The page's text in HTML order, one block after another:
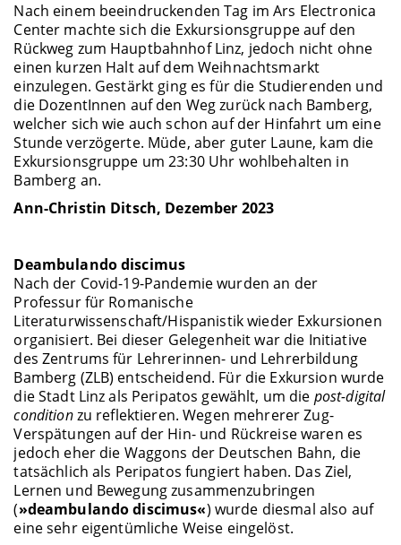
Nach einem beeindruckenden Tag im Ars Electronica
Center machte sich die Exkursionsgruppe auf den
Rückweg zum Hauptbahnhof Linz, jedoch nicht ohne
einen kurzen Halt auf dem Weihnachtsmarkt
einzulegen. Gestärkt ging es für die Studierenden und
die DozentInnen auf den Weg zurück nach Bamberg,
welcher sich wie auch schon auf der Hinfahrt um eine
Stunde verzögerte. Müde, aber guter Laune, kam die
Exkursionsgruppe um 23:30 Uhr wohlbehalten in
Bamberg an.
Ann-Christin Ditsch, Dezember 2023
Deambulando discimus
Nach der Covid-19-Pandemie wurden an der
Professur für Romanische
Literaturwissenschaft/Hispanistik wieder Exkursionen
organisiert. Bei dieser Gelegenheit war die Initiative
des Zentrums für Lehrerinnen- und Lehrerbildung
Bamberg (ZLB) entscheidend. Für die Exkursion wurde
die Stadt Linz als Peripatos gewählt, um die post-digital
conditionzu reflektieren. Wegen mehrerer Zug-
Verspätungen auf der Hin- und Rückreise waren es
jedoch eher die Waggons der Deutschen Bahn, die
tatsächlich als Peripatos fungiert haben. Das Ziel,
Lernen und Bewegung zusammenzubringen
(»deambulando discimus«) wurde diesmal also auf
eine sehr eigentümliche Weise eingelöst.